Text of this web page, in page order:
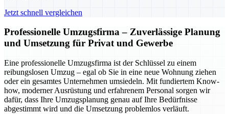
Jetzt schnell vergleichen
Professionelle Umzugsfirma – Zuverlässige Planung
und Umsetzung für Privat und Gewerbe
Eine professionelle Umzugsfirma ist der Schlüssel zu einem
reibungslosen Umzug – egal ob Sie in eine neue Wohnung ziehen
oder ein gesamtes Unternehmen umsiedeln. Mit fundiertem Know-
how, moderner Ausrüstung und erfahrenem Personal sorgen wir
dafür, dass Ihre Umzugsplanung genau auf Ihre Bedürfnisse
abgestimmt wird und die Umsetzung problemlos verläuft.